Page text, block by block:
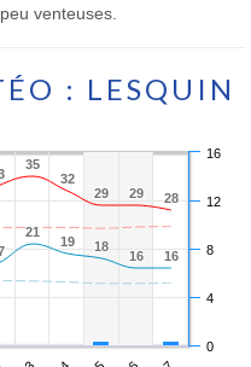
venteuses.
: LESQUIN
35
35
32
32
29
29 29
29 28
28
21
21
19
19 18
18
16
16 16
16
0
4
8
12
16